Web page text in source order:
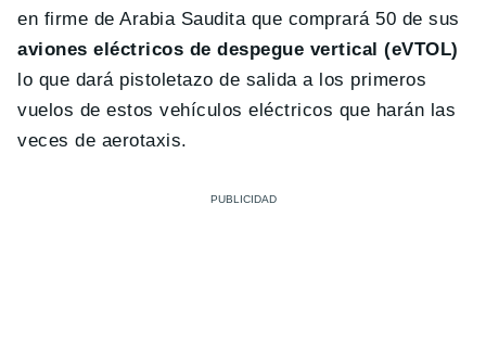
en firme de Arabia Saudita que comprará 50 de sus
aviones eléctricos de despegue vertical (eVTOL)
lo que dará pistoletazo de salida a los primeros
vuelos de estos vehículos eléctricos que harán las
veces de aerotaxis.